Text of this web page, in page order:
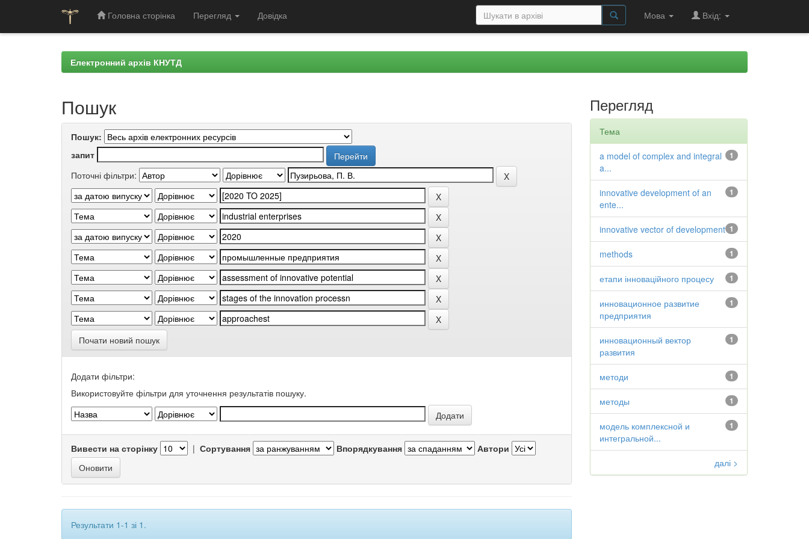
Головна сторінка Перегляд Довідка Мова Вхід:
Електронний архів КНУТД
Пошук
Пошук:
запит
Поточні фільтри:
Почати новий пошук
Додати фільтри:
Використовуйте фільтри для уточнення результатів пошуку.
Вивести на сторінку | Сортування Впорядкування Автори
Результати 1-1 зі 1.
Перегляд
Тема
1
a model of complex and integral
a...
1
innovative development of an
ente...
1
innovative vector of development
1
methods
1
етапи інноваційного процесу
1
инновационное развитие
предприятия
1
инновационный вектор
развития
1
методи
1
методы
1
модель комплексной и
интегральной...
далі >